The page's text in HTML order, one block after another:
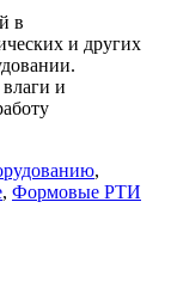
в
и других
и
,
, Формовые РТИ